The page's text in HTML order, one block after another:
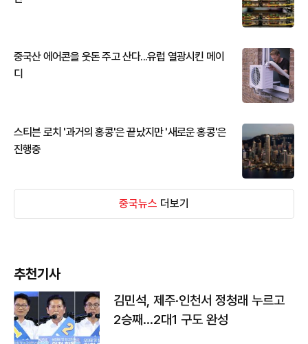
중국산 에어콘을 웃돈 주고 산다...유럽 열광시킨 메이
디
스티븐 로치 '과거의 홍콩'은 끝났지만 '새로운 홍콩'은
진행중
중국뉴스 더보기
추천기사
김민석, 제주·인천서 정청래 누르고
2승째…2대1 구도 완성